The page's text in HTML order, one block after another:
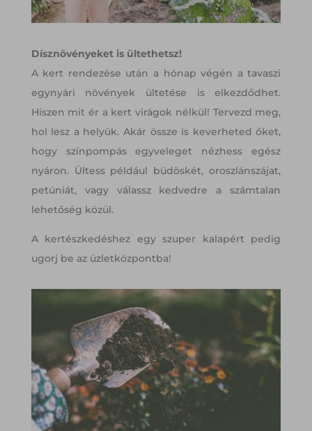
Dísznövényeket is ültethetsz!
A kert rendezése után a hónap végén a tavaszi
egynyári növények ültetése is elkezdődhet.
Hiszen mit ér a kert virágok nélkül! Tervezd meg,
hol lesz a helyük. Akár össze is keverheted őket,
hogy színpompás egyveleget nézhess egész
nyáron. Ültess például büdöskét, oroszlánszájat,
petúniát, vagy válassz kedvedre a számtalan
lehetőség közül.
A kertészkedéshez egy szuper kalapért pedig
ugorj be az üzletközpontba!